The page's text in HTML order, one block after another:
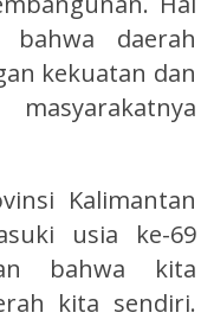
daerah
kekuatan dan
Kalimantan
usia ke-69
bahwa kita
kita sendiri.